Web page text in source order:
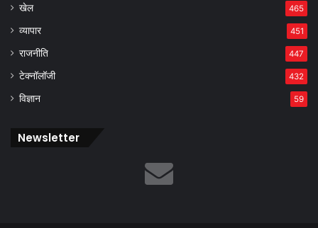
खेल 465
व्यापार 451
राजनीति 447
टेक्नॉलॉजी 432
विज्ञान 59
Newsletter